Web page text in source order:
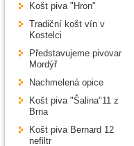
Košt piva "Hron"
Tradiční košt vín v
Kostelci
Představujeme pivovar
Mordýř
Nachmelená opice
Košt piva "Šalina"11 z
Brna
Košt piva Bernard 12
nefiltr